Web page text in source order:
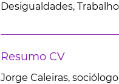
Desigualdades,
Resumo CV
Jorge Caleiras,